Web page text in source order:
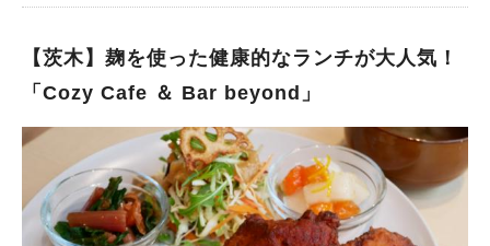
が込められているそうです。 「宇」の漢字はお子さんの名前の
様は茨木でお寿司やさんをされているとのこと、 なるほど、な
のでちらし寿司なのですね～、家族の絆が素敵すぎます。 作家
ころにあるワイヤー雑貨もとっても素敵でした！ 癒し時間が過
ごせるカフェ、宇さん 是非いってみてくださいね！ teaのイン
スタグラムでは、北摂のおすすめカフェランチを中心に紹介して
います。 カフェやランチが好きな方は、是非ご覧になってくだ
さいね！⇒ｔｅａღ大阪/北摂カフェランチ＆スイーツ ⁡⁡\北摂のカ
【茨木】麹を使った健康的なランチが大人気！
「Cozy Cafe ＆ Bar beyond」